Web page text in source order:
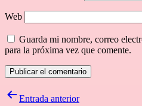
Web
Guarda mi nombre, correo
para la próxima vez que comente.
Navegación
Entrada anterior